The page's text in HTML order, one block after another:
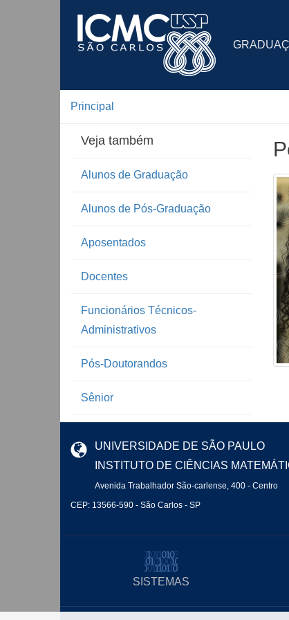
Principal
Veja também
Alunos de Graduação
Alunos de Pós-Graduação
Aposentados
Docentes
Funcionários Técnicos-
Administrativos
Pós-Doutorandos
Sênior
UNIVERSIDADE DE SÃO PAULO
INSTITUTO DE CIÊNCIAS
Avenida Trabalhador São-carlense, 400 - Centro
CEP: 13566-590 - São Carlos - SP
SISTEMAS